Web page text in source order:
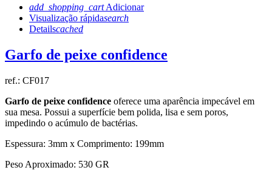
add_shopping_cart Adicionar
Visualização rápidasearch
Detailscached
Garfo de peixe confidence
ref.: CF017
Garfo de peixe confidence oferece uma aparência impecável em
sua mesa. Possui a superfície bem polida, lisa e sem poros,
impedindo o acúmulo de bactérias.
Espessura: 3mm x Comprimento: 199mm
Peso Aproximado: 530 GR